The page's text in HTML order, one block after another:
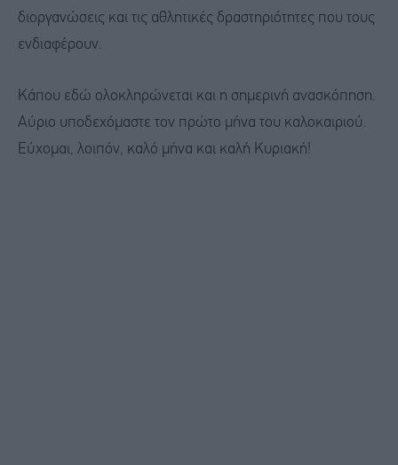
διοργανώσεις και τις αθλητικές δραστηριότητες που τους
ενδιαφέρουν.
Κάπου εδώ ολοκληρώνεται και η σημερινή ανασκόπηση.
Αύριο υποδεχόμαστε τον πρώτο μήνα του καλοκαιριού.
Εύχομαι, λοιπόν, καλό μήνα και καλή Κυριακή!